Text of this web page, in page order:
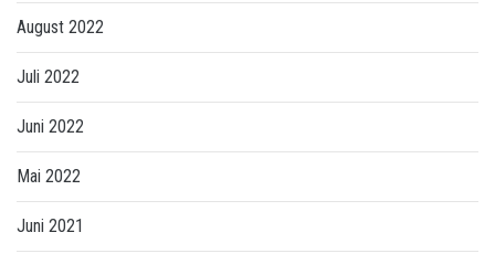
August 2022
Juli 2022
Juni 2022
Mai 2022
Juni 2021